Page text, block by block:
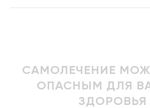
САМОЛЕЧЕНИЕ
ОПАСНЫМ ДЛЯ
ЗДОРОВЬЯ